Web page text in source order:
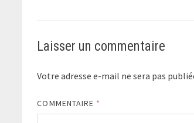
Laisser un commentaire
Votre adresse e-mail ne sera pas
COMMENTAIRE *